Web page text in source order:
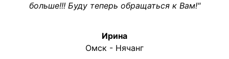
больше!!! Буду теперь обращаться к Вам!"
Ирина
Омск - Нячанг